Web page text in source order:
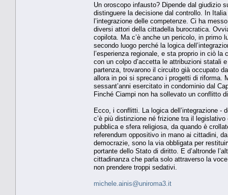
Un oroscopo infausto? Dipende dal giudizio
distinguere la decisione dal controllo. In
l’integrazione delle competenze. Ci ha
diversi attori della cittadella burocratica.
copilota. Ma c’è anche un pericolo, in
secondo luogo perché la logica
l’esperienza regionale, e sta proprio in ciò
con un colpo d’accetta le attribuzioni statali
partenza, trovarono il circuito già occupato
allora in poi si sprecano i progetti di riforma.
sessant’anni esercitato in condominio dal
Finché Ciampi non ha sollevato un conflitto
Ecco, i conflitti. La logica dell’integrazione -
c’è più distinzione né frizione tra il legislativo
pubblica e sfera religiosa, da quando è
referendum oppositivo in mano ai cittadini,
democrazie, sono la via obbligata per
portante dello Stato di diritto. E d’altronde
cittadinanza che parla solo attraverso la
non prendere troppi sedativi.
michele.ainis@uniroma3.it